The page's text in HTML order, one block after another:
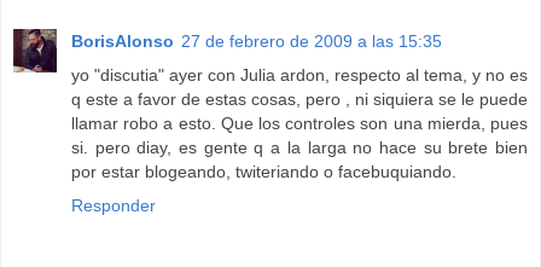
BorisAlonso 27 de febrero de 2009 a las 15:35
yo "discutia" ayer con Julia ardon, respecto al tema, y no es
q este a favor de estas cosas, pero , ni siquiera se le puede
llamar robo a esto. Que los controles son una mierda, pues
si. pero diay, es gente q a la larga no hace su brete bien
por estar blogeando, twiteriando o facebuquiando.
Responder